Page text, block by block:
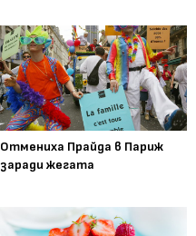
Отмениха Прайда в Париж
заради жегата